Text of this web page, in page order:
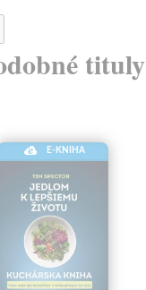
tituly
E-KNIHA